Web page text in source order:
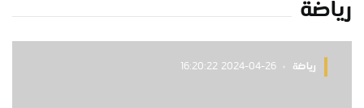
رياضة
رياضة 2024-04-26 16:20:22